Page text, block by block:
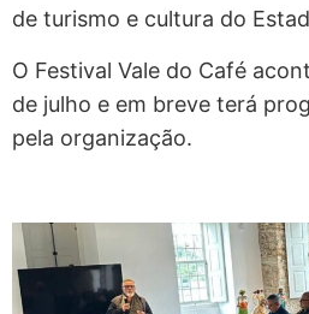
de turismo e cultura do
O Festival Vale do Café
de julho e em breve terá
pela organização.